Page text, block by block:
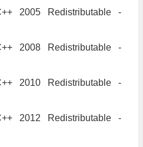
2005 Redistributable -
2008 Redistributable -
2010 Redistributable -
2012 Redistributable -